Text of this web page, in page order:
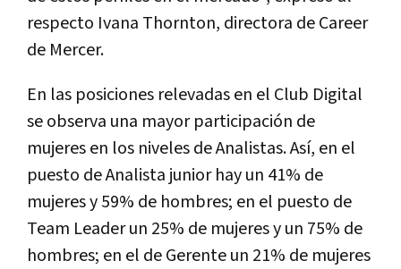
respecto Ivana Thornton, directora de Career
de Mercer.
En las posiciones relevadas en el Club Digital
se observa una mayor participación de
mujeres en los niveles de Analistas. Así, en el
puesto de Analista junior hay un 41% de
mujeres y 59% de hombres; en el puesto de
Team Leader un 25% de mujeres y un 75% de
hombres; en el de Gerente un 21% de mujeres